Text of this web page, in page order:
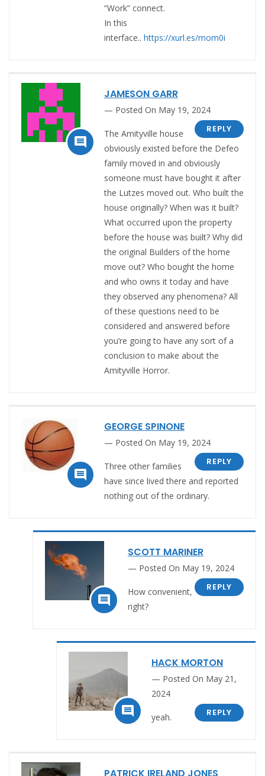
“Work” connect.
In this
interface.. https://xurl.es/mom0i

JAMESON GARR
Posted On May 19, 2024
REPLY
The Amityville house
obviously existed before the Defeo
family moved in and obviously
someone must have bought it after
the Lutzes moved out. Who built the
house originally? When was it built?
What occurred upon the property
before the house was built? Why did
the original Builders of the home
move out? Who bought the home
and who owns it today and have
they observed any phenomena? All
of these questions need to be
considered and answered before
you’re going to have any sort of a
conclusion to make about the
Amityville Horror.

GEORGE SPINONE
Posted On May 19, 2024
REPLY
Three other families
have since lived there and reported
nothing out of the ordinary.

SCOTT MARINER
Posted On May 19, 2024
REPLY
How convenient,
right?

HACK MORTON
Posted On May 21,
2024
REPLY
yeah.